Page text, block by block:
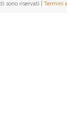
sono riservati | Termini